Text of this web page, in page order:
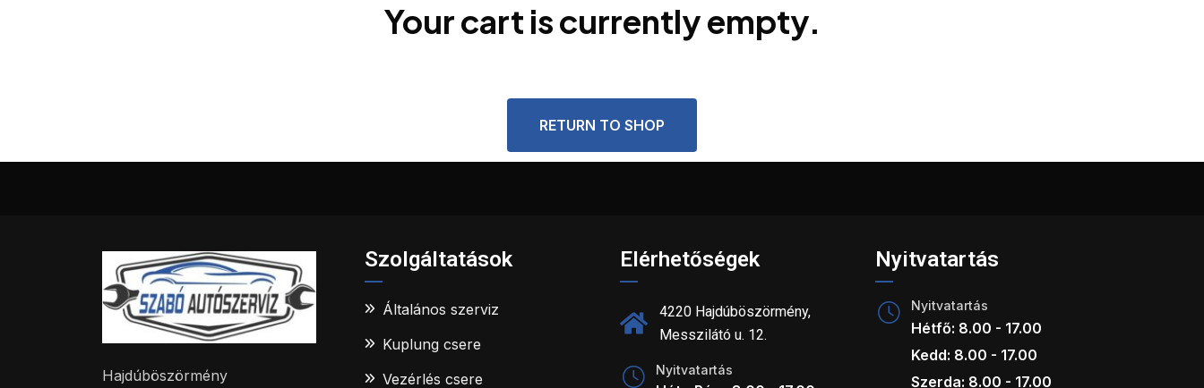
Your cart is currently empty.
RETURN TO SHOP
Hajdúböszörmény
Szolgáltatások
Általános szerviz
Kuplung csere
Vezérlés csere
Elérhetőségek
4220 Hajdúböszörmény,
Messzilátó u. 12.
Nyitvatartás
Nyitvatartás
Nyitvatartás
Hétfő: 8.00 - 17.00
Kedd: 8.00 - 17.00
Szerda: 8.00 - 17.00